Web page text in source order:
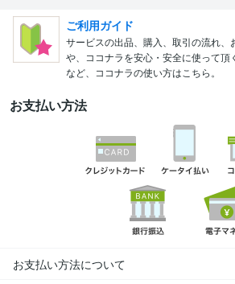
ご利用ガイド
サービスの出品、購入、取引の流れ、
や、ココナラを安心・安全に使って頂
など、ココナラの使い方はこちら。
お支払い方法
お支払い方法について